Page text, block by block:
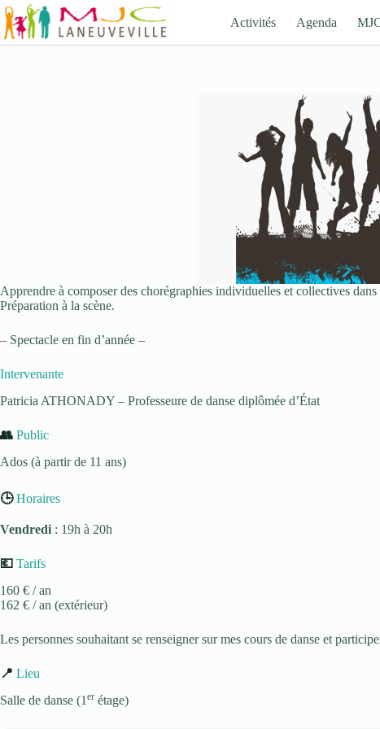
Passer
au
contenu
Activités Agenda
Apprendre à composer des chorégraphies individuelles et collectives
Préparation à la scène.
– Spectacle en fin d’année –
Intervenante
Patricia ATHONADY – Professeure de danse diplômée d’État
👥 Public
Ados (à partir de 11 ans)
🕒 Horaires
Vendredi : 19h à 20h
💶 Tarifs
160 € / an
162 € / an (extérieur)
Les personnes souhaitant se renseigner sur mes cours de danse et
📍 Lieu
Salle de danse (1 er étage)